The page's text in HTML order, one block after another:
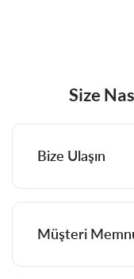
Size
Bize Ulaşın
Müşteri